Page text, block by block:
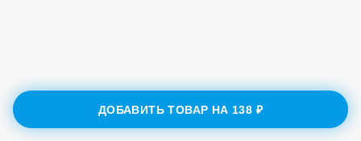
ДОБАВИТЬ ТОВАР НА 138 ₽